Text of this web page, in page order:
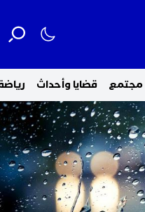
مجتمع قضايا وأحداث